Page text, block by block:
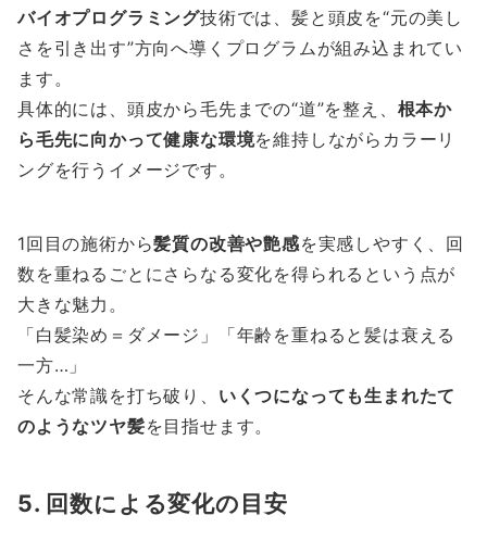
バイオプログラミング技術では、髪と頭皮を“元の美し
さを引き出す”方向へ導くプログラムが組み込まれてい
ます。
具体的には、頭皮から毛先までの“道”を整え、 根本か
ら毛先に向かって健康な環境を維持しながらカラーリ
ングを行うイメージです。
1回目の施術から髪質の改善や艶感を実感しやすく、回
数を重ねるごとにさらなる変化を得られるという点が
大きな魅力。
「白髪染め＝ダメージ」「年齢を重ねると髪は衰える
一方…」
そんな常識を打ち破り、 いくつになっても生まれたて
のようなツヤ髪を目指せます。
5. 回数による変化の目安